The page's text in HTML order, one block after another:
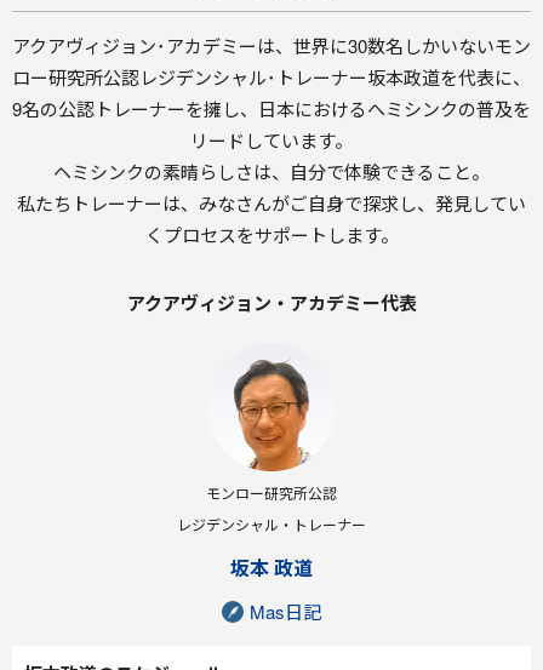
アクアヴィジョン･アカデミーは、世界に30数名しかいないモン
ロー研究所公認レジデンシャル･トレーナー坂本政道を代表に、
9名の公認トレーナーを擁し、日本におけるヘミシンクの普及を
リードしています。
ヘミシンクの素晴らしさは、自分で体験できること。
私たちトレーナーは、みなさんがご自身で探求し、発見してい
くプロセスをサポートします。
アクアヴィジョン・アカデミー代表
モンロー研究所公認
レジデンシャル・トレーナー
坂本 政道
Mas日記